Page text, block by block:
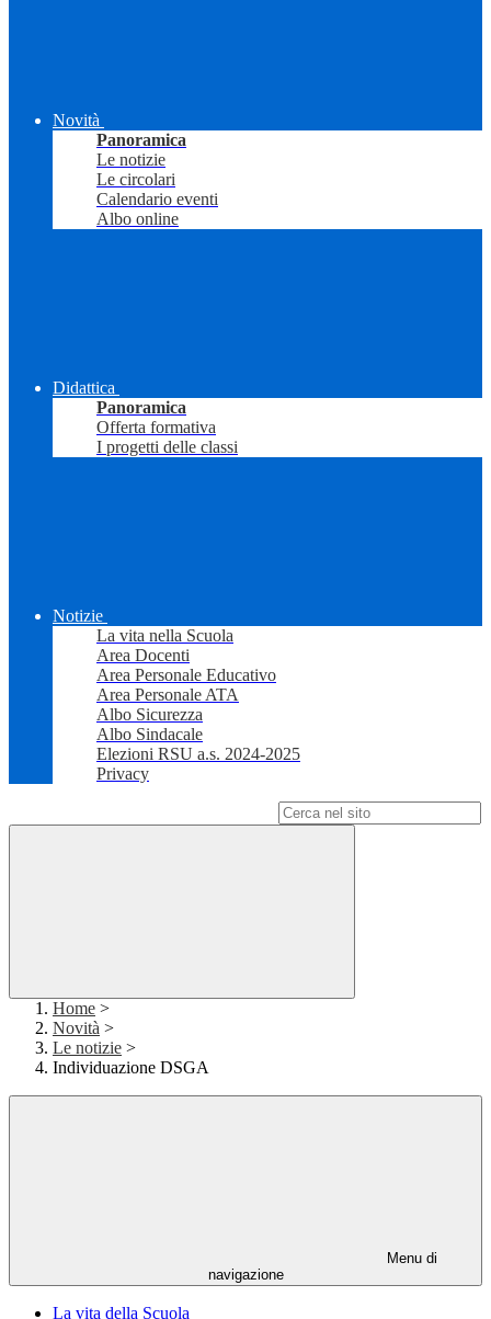
Novità
Panoramica
Le notizie
Le circolari
Calendario eventi
Albo online
Didattica
Panoramica
Offerta formativa
I progetti delle classi
Notizie
La vita nella Scuola
Area Docenti
Area Personale Educativo
Area Personale ATA
Albo Sicurezza
Albo Sindacale
Elezioni RSU a.s. 2024-2025
Privacy
Home >
Novità >
Le notizie >
Individuazione DSGA
Menu di
navigazione
La vita della Scuola